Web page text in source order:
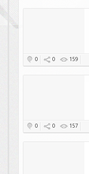
0
0 159
0
0 157